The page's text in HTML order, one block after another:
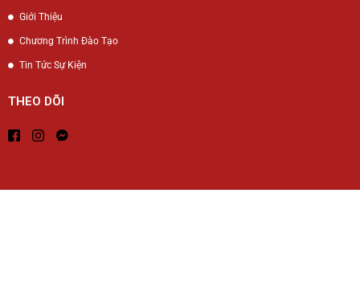
Giới Thiệu
Chương Trình Đào Tạo
Tin Tức Sự Kiện
THEO DÕI